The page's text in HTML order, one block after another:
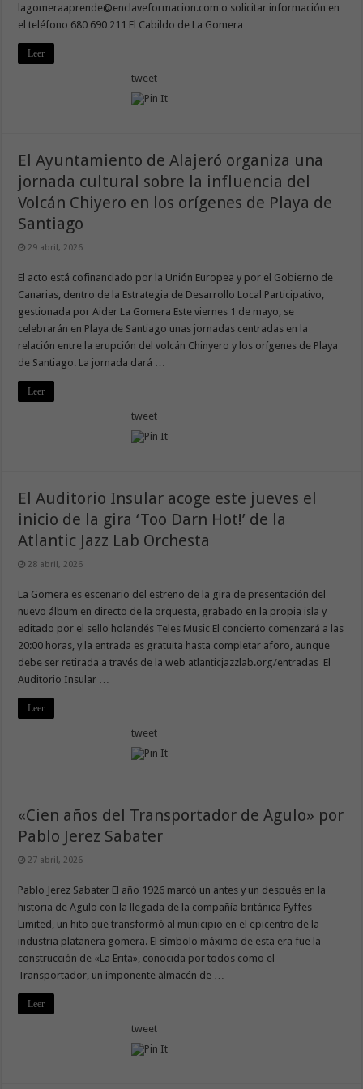
lagomeraaprende@enclaveformacion.com o solicitar información en
el teléfono 680 690 211 El Cabildo de La Gomera …
Leer
tweet
El Ayuntamiento de Alajeró organiza una
jornada cultural sobre la influencia del
Volcán Chiyero en los orígenes de Playa de
Santiago
29 abril, 2026
El acto está cofinanciado por la Unión Europea y por el Gobierno de
Canarias, dentro de la Estrategia de Desarrollo Local Participativo,
gestionada por Aider La Gomera Este viernes 1 de mayo, se
celebrarán en Playa de Santiago unas jornadas centradas en la
relación entre la erupción del volcán Chinyero y los orígenes de Playa
de Santiago. La jornada dará …
Leer
tweet
El Auditorio Insular acoge este jueves el
inicio de la gira ‘Too Darn Hot!’ de la
Atlantic Jazz Lab Orchesta
28 abril, 2026
La Gomera es escenario del estreno de la gira de presentación del
nuevo álbum en directo de la orquesta, grabado en la propia isla y
editado por el sello holandés Teles Music El concierto comenzará a las
20:00 horas, y la entrada es gratuita hasta completar aforo, aunque
debe ser retirada a través de la web atlanticjazzlab.org/entradas El
Auditorio Insular …
Leer
tweet
«Cien años del Transportador de Agulo» por
Pablo Jerez Sabater
27 abril, 2026
Pablo Jerez Sabater El año 1926 marcó un antes y un después en la
historia de Agulo con la llegada de la compañía británica Fyffes
Limited, un hito que transformó al municipio en el epicentro de la
industria platanera gomera. El símbolo máximo de esta era fue la
construcción de «La Erita», conocida por todos como el
Transportador, un imponente almacén de …
Leer
tweet